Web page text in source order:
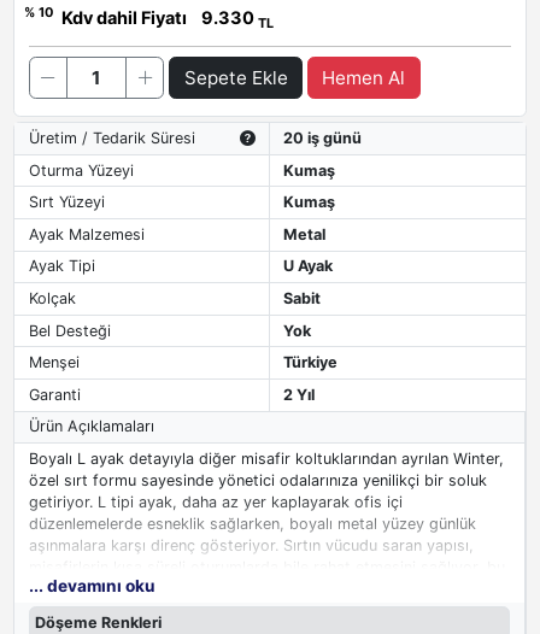
% 10
Kdv dahil Fiyatı 9.330 TL
Sepete Ekle Hemen Al
Üretim / Tedarik Süresi
20 iş günü
Oturma Yüzeyi
Kumaş
Sırt Yüzeyi
Kumaş
Ayak Malzemesi
Metal
Ayak Tipi
U Ayak
Kolçak
Sabit
Bel Desteği
Yok
Menşei
Türkiye
Garanti
2 Yıl
Ürün Açıklamaları
Boyalı L ayak detayıyla diğer misafir koltuklarından ayrılan Winter,
özel sırt formu sayesinde yönetici odalarınıza yenilikçi bir soluk
getiriyor. L tipi ayak, daha az yer kaplayarak ofis içi
düzenlemelerde esneklik sağlarken, boyalı metal yüzey günlük
aşınmalara karşı direnç gösteriyor. Sırtın vücudu saran yapısı,
da ofis misafirleriniz üzerinde olumlu bir izlenim bırakmanıza
yardımcı oluyor.
... devamını oku
Döşeme Renkleri